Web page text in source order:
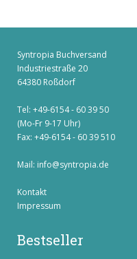
Syntropia Buchversand
Industriestraße 20
64380 Roßdorf
Tel: +49-6154 - 60 39 50
(Mo-Fr 9-17 Uhr)
Fax: +49-6154 - 60 39 510
Mail: info@syntropia.de
Kontakt
Impressum
Bestseller